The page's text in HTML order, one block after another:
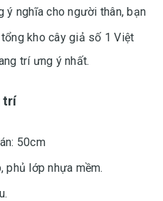
nghĩa cho người thân, bạn
tổng kho cây giả số 1 Việt
trí ưng ý nhất.
trí
50cm
phủ lớp nhựa mềm.